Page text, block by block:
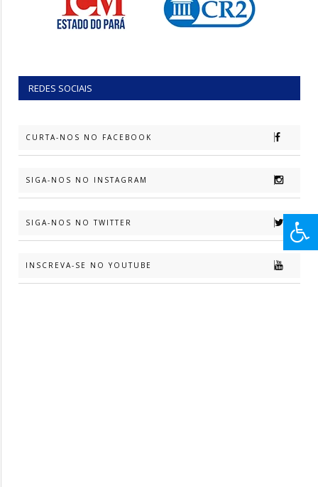
REDES SOCIAIS
CURTA-NOS NO FACEBOOK
SIGA-NOS NO INSTAGRAM
SIGA-NOS NO TWITTER
INSCREVA-SE NO YOUTUBE